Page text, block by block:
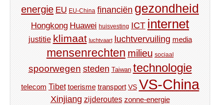
energie EU EU-China financiën gezondheid
Hongkong Huawei huisvesting ICT internet
justitie klimaat luchtvaart luchtvervuiling media
mensenrechten milieu sociaal
spoorwegen steden Taiwan technologie
telecom Tibet toerisme transport VS VS-China
Xinjiang zijderoutes zonne-energie